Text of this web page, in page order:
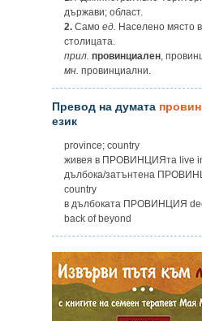
държави; област.
2. Само ед. Населено място
столицата.
прил. провинциален,
мн. провинциални.
Превод на думата
език
province; country
живея в ПРОВИНЦИЯта live
дълбока/затънтена
country
в дълбоката ПРОВИНЦИЯ
back of beyond